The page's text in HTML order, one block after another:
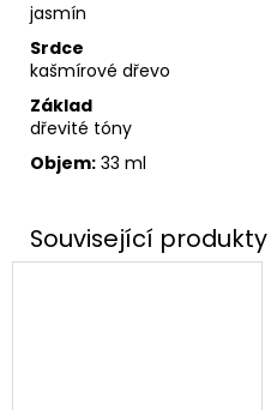
jasmín
Srdce
kašmírové dřevo
Základ
dřevité tóny
Objem: 33 ml